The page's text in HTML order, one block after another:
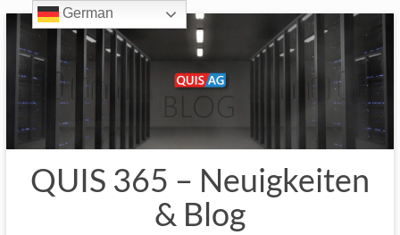
Inhalt
springen
QUIS 365 – Neuigkeiten
& Blog
German